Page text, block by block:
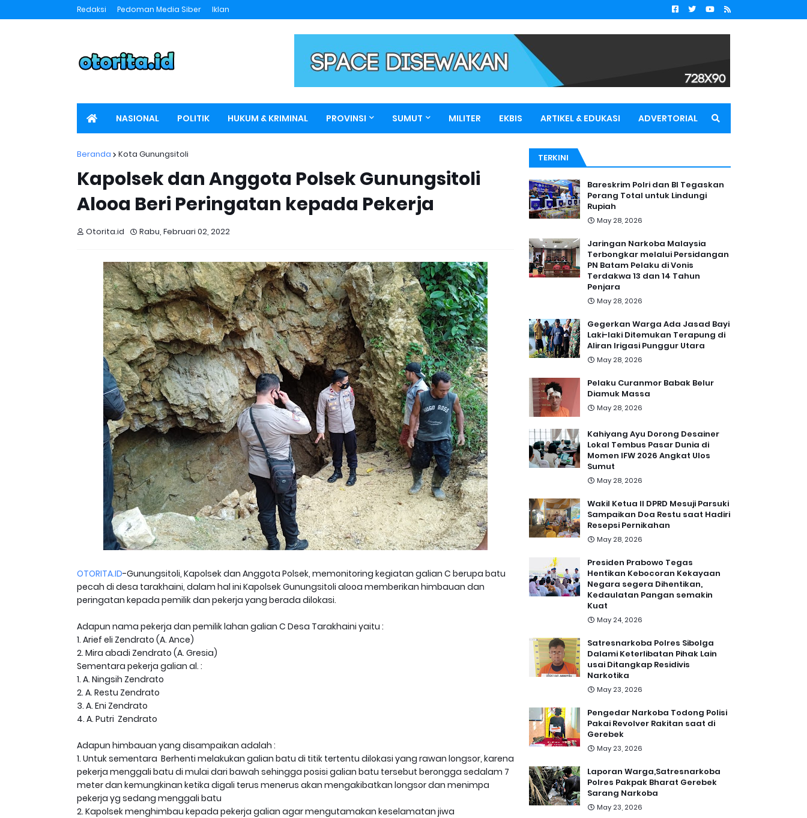
Redaksi Pedoman Media Siber Iklan
NASIONAL POLITIK HUKUM & KRIMINAL PROVINSI SUMUT MILITER EKBIS ARTIKEL & EDUKASI ADVERTORIAL
SPORT OTORITA TV
Beranda Kota Gunungsitoli
Kapolsek dan Anggota Polsek Gunungsitoli
Alooa Beri Peringatan kepada Pekerja
Otorita.id Rabu, Februari 02, 2022
OTORITA.ID-Gunungsitoli, Kapolsek dan Anggota Polsek, memonitoring kegiatan galian C berupa batu
pecah di desa tarakhaini, dalam hal ini Kapolsek Gunungsitoli alooa memberikan himbauan dan
peringatan kepada pemilik dan pekerja yang berada dilokasi.
Adapun nama pekerja dan pemilik lahan galian C Desa Tarakhaini yaitu :
1. Arief eli Zendrato (A. Ance)
2. Mira abadi Zendrato (A. Gresia)
Sementara pekerja galian al. :
1. A. Ningsih Zendrato
2. A. Restu Zendrato
3. A. Eni Zendrato
4. A. Putri Zendrato
Adapun himbauan yang disampaikan adalah :
1. Untuk sementara Berhenti melakukan galian batu di titik tertentu dilokasi yang rawan longsor, karena
pekerja menggali batu di mulai dari bawah sehingga posisi galian batu tersebut berongga sedalam 7
meter dan kemungkinan ketika digali terus menerus akan mengakibatkan longsor dan menimpa
pekerja yg sedang menggali batu
2. Kapolsek menghimbau kepada pekerja galian agar mengutamakan keselamatan jiwa
TERKINI
Bareskrim Polri dan BI Tegaskan
Perang Total untuk Lindungi
Rupiah
May 28, 2026
Jaringan Narkoba Malaysia
Terbongkar melalui Persidangan
PN Batam Pelaku di Vonis
Terdakwa 13 dan 14 Tahun
Penjara
May 28, 2026
Gegerkan Warga Ada Jasad Bayi
Laki-laki Ditemukan Terapung di
Aliran Irigasi Punggur Utara
May 28, 2026
Pelaku Curanmor Babak Belur
Diamuk Massa
May 28, 2026
Kahiyang Ayu Dorong Desainer
Lokal Tembus Pasar Dunia di
Momen IFW 2026 Angkat Ulos
Sumut
May 28, 2026
Wakil Ketua II DPRD Mesuji Parsuki
Sampaikan Doa Restu saat Hadiri
Resepsi Pernikahan
May 28, 2026
Presiden Prabowo Tegas
Hentikan Kebocoran Kekayaan
Negara segera Dihentikan,
Kedaulatan Pangan semakin
Kuat
May 24, 2026
Satresnarkoba Polres Sibolga
Dalami Keterlibatan Pihak Lain
usai Ditangkap Residivis
Narkotika
May 23, 2026
Pengedar Narkoba Todong Polisi
Pakai Revolver Rakitan saat di
Gerebek
May 23, 2026
Laporan Warga,Satresnarkoba
Polres Pakpak Bharat Gerebek
Sarang Narkoba
May 23, 2026